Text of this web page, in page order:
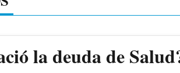
la deuda de